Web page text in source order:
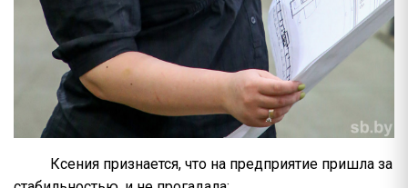
Ксения признается, что на предприятие пришла за